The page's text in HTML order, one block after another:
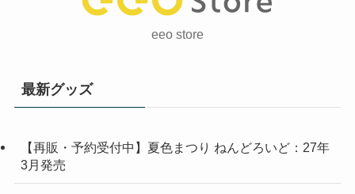
eeo store
最新グッズ
【再販・予約受付中】夏色まつり ねんどろいど：27年
3月発売